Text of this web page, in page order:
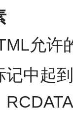
允许
记中起